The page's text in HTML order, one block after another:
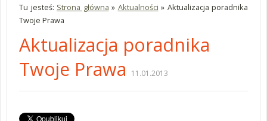
Tu jesteś: Strona główna » Aktualności » Aktualizacja poradnika
Twoje Prawa
Aktualizacja poradnika
Twoje Prawa
11.01.2013